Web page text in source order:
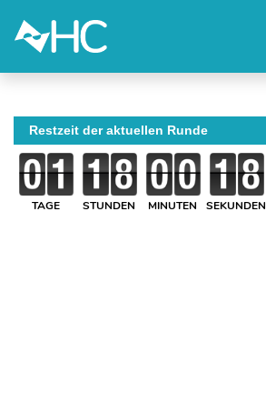
Restzeit der aktuellen Runde
TAGE STUNDEN MINUTEN SEKUNDEN